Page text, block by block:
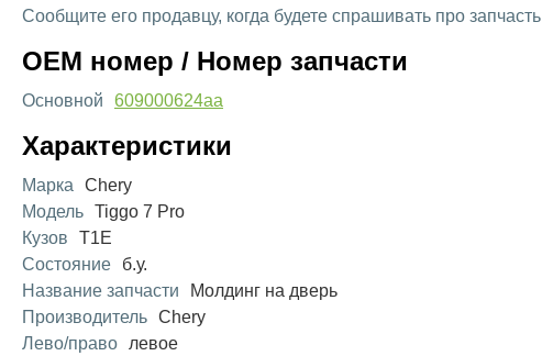
Сообщите его продавцу, когда будете спрашивать про запчасть
OEM номер / Номер запчасти
Основной 609000624aa
Характеристики
Марка
Chery
Модель Tiggo 7 Pro
Кузов
T1E
Состояние
б.у.
Название запчасти
Молдинг на дверь
Производитель Chery
Лево/право
левое